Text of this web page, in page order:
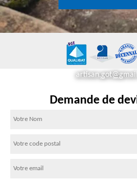
Demande de